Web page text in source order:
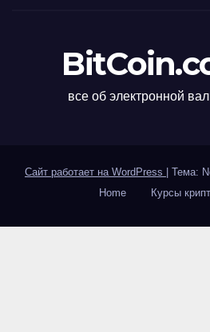
все об электронной
Сайт работает на WordPress Тема:
Home
Курсы